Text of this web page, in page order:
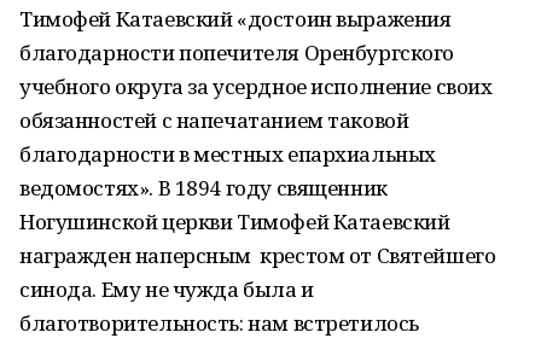
Тимофей Катаевский «достоин выражения
благодарности попечителя Оренбургского
учебного округа за усердное исполнение своих
обязанностей с напечатанием таковой
благодарности в местных епархиальных
ведомостях». В 1894 году священник
Ногушинской церкви Тимофей Катаевский
награжден наперсным крестом от Святейшего
синода. Ему не чужда была и
благотворительность: нам встретилось